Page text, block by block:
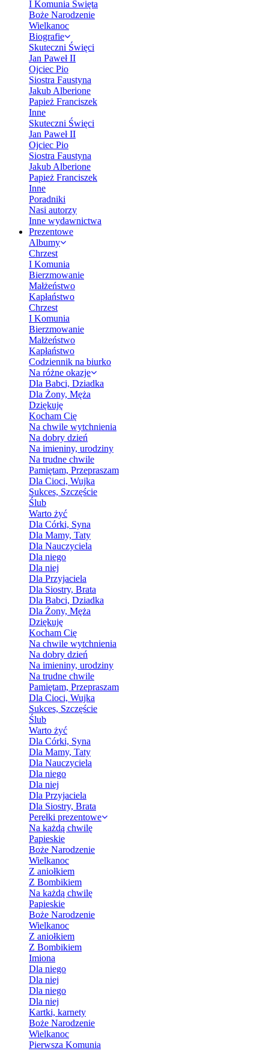
I Komunia Święta
Boże Narodzenie
Wielkanoc
Biografie
Skuteczni Święci
Jan Paweł II
Ojciec Pio
Siostra Faustyna
Jakub Alberione
Papież Franciszek
Inne
Skuteczni Święci
Jan Paweł II
Ojciec Pio
Siostra Faustyna
Jakub Alberione
Papież Franciszek
Inne
Poradniki
Nasi autorzy
Inne wydawnictwa
Prezentowe
Albumy
Chrzest
I Komunia
Bierzmowanie
Małżeństwo
Kapłaństwo
Chrzest
I Komunia
Bierzmowanie
Małżeństwo
Kapłaństwo
Codziennik na biurko
Na różne okazje
Dla Babci, Dziadka
Dla Żony, Męża
Dziękuję
Kocham Cię
Na chwile wytchnienia
Na dobry dzień
Na imieniny, urodziny
Na trudne chwile
Pamiętam, Przepraszam
Dla Cioci, Wujka
Sukces, Szczęście
Ślub
Warto żyć
Dla Córki, Syna
Dla Mamy, Taty
Dla Nauczyciela
Dla niego
Dla niej
Dla Przyjaciela
Dla Siostry, Brata
Dla Babci, Dziadka
Dla Żony, Męża
Dziękuję
Kocham Cię
Na chwile wytchnienia
Na dobry dzień
Na imieniny, urodziny
Na trudne chwile
Pamiętam, Przepraszam
Dla Cioci, Wujka
Sukces, Szczęście
Ślub
Warto żyć
Dla Córki, Syna
Dla Mamy, Taty
Dla Nauczyciela
Dla niego
Dla niej
Dla Przyjaciela
Dla Siostry, Brata
Perełki prezentowe
Na każdą chwilę
Papieskie
Boże Narodzenie
Wielkanoc
Z aniołkiem
Z Bombikiem
Na każdą chwilę
Papieskie
Boże Narodzenie
Wielkanoc
Z aniołkiem
Z Bombikiem
Imiona
Dla niego
Dla niej
Dla niego
Dla niej
Kartki, karnety
Boże Narodzenie
Wielkanoc
Pierwsza Komunia